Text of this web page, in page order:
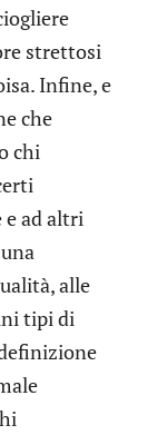
strettosi
Infine, e
che
chi
e ad altri
alle
tipi di